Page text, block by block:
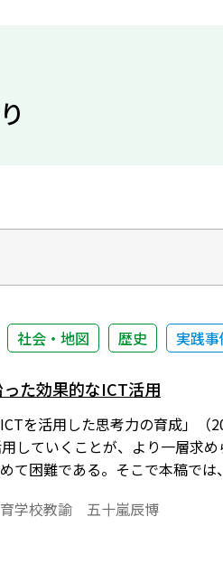
社会・地図 歴史 実践事
った効果的なICT活用
を活用した思考力の育成」
していくことが、より一層求
て困難である。そこで本稿で
学校教諭 五十嵐辰博